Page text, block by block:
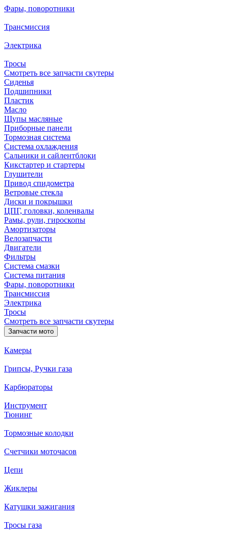
Фары, поворотники
Трансмиссия
Электрика
Тросы
Смотреть все запчасти скутеры
Сиденья
Подшипники
Пластик
Масло
Щупы масляные
Приборные панели
Тормозная система
Система охлаждения
Сальники и сайлентблоки
Кикстартер и стартеры
Глушители
Привод спидометра
Ветровые стекла
Диски и покрышки
ЦПГ, головки, коленвалы
Рамы, рули, гироскопы
Амортизаторы
Велозапчасти
Двигатели
Фильтры
Система смазки
Система питания
Фары, поворотники
Трансмиссия
Электрика
Тросы
Смотреть все запчасти скутеры
Запчасти мото
Камеры
Грипсы, Ручки газа
Карбюраторы
Инструмент
Тюнинг
Тормозные колодки
Счетчики моточасов
Цепи
Жиклеры
Катушки зажигания
Тросы газа